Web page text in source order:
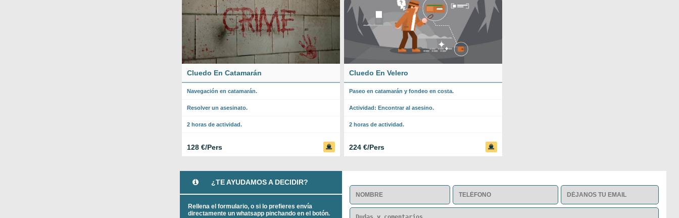
Cluedo En Catamarán
Navegación en catamarán.
Resolver un asesinato.
2 horas de actividad.
128 €/Pers
Cluedo En Velero
Paseo en catamarán y fondeo en costa.
Actividad: Encontrar al asesino.
2 horas de actividad.
224 €/Pers
¿TE AYUDAMOS A DECIDIR?
Rellena el formulario, o si lo prefieres envía
directamente un whatsapp pinchando en el botón.